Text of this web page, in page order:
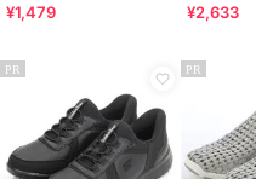
¥1,479 ¥2,633
PR PR